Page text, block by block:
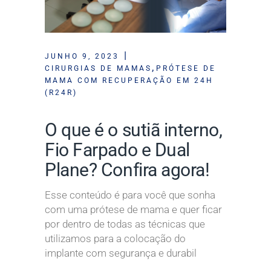
JUNHO 9, 2023
CIRURGIAS DE MAMAS , PRÓTESE DE
MAMA COM RECUPERAÇÃO EM 24H
(R24R)
O que é o sutiã interno,
Fio Farpado e Dual
Plane? Confira agora!
Esse conteúdo é para você que sonha
com uma prótese de mama e quer ficar
por dentro de todas as técnicas que
utilizamos para a colocação do
implante com segurança e durabil